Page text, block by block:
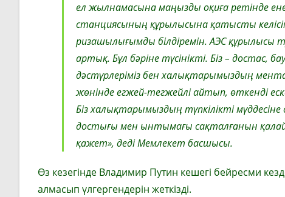
ел жылнамасына маңызды оқиға ретінде
станциясының құрылысына қатысты
ризашылығымды білдіремін. АЭС құрылысы
артық. Бұл бәріне түсінікті. Біз – достас,
дәстүрлеріміз бен халықтарымыздың
жөнінде егжей-тегжейлі айтып, өткенді
Біз халықтарымыздың түпкілікті
достығы мен ынтымағы сақталғанын
қажет», деді Мемлекет басшысы.
Өз кезегінде Владимир Путин кешегі бейресми
алмасып үлгергендерін жеткізді.